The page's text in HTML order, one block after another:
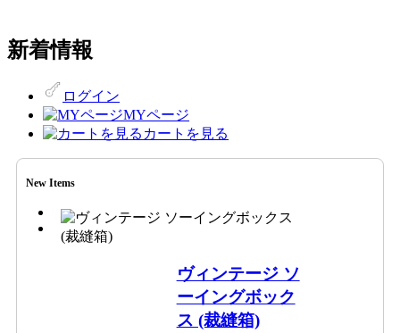
新着情報
ログイン
MYページ
カートを見る
New Items
ヴィンテージ ソ
ーイングボック
ス (裁縫箱)